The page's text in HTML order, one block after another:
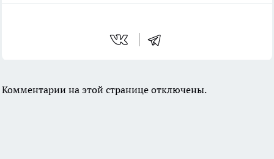
Комментарии на этой странице отключены.